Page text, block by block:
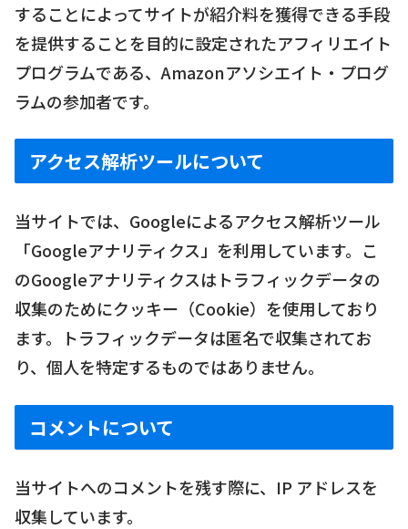
することによってサイトが紹介料を獲得できる手段
を提供することを目的に設定されたアフィリエイト
プログラムである、Amazonアソシエイト・プログ
ラムの参加者です。
アクセス解析ツールについて
当サイトでは、Googleによるアクセス解析ツール
「Googleアナリティクス」を利用しています。こ
のGoogleアナリティクスはトラフィックデータの
収集のためにクッキー（Cookie）を使用しており
ます。トラフィックデータは匿名で収集されてお
り、個人を特定するものではありません。
コメントについて
当サイトへのコメントを残す際に、IP アドレスを
収集しています。